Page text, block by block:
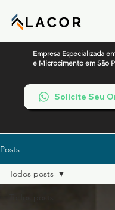
Empresa Especializada
e Microcimento em São
Solicite Seu
Posts
Todos posts
Todos posts